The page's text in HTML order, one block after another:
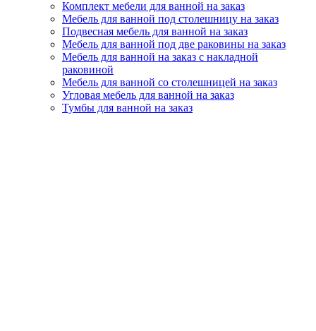
Комплект мебели для ванной на заказ
Мебель для ванной под столешницу на заказ
Подвесная мебель для ванной на заказ
Мебель для ванной под две раковины на заказ
Мебель для ванной на заказ с накладной
раковиной
Мебель для ванной со столешницей на заказ
Угловая мебель для ванной на заказ
Тумбы для ванной на заказ